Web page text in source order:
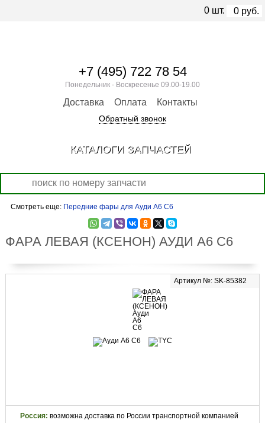
Смотреть еще: Передние фары для Ауди А6 С6
ФАРА ЛЕВАЯ (КСЕНОН) АУДИ А6 С6
Артикул №: SK-85382
Россия: возможна доставка по России транспортной компанией
+7 (495) 722 78 54
Понедельник - Воскресенье 09.00-19.00
Доставка Оплата Контакты
Обратный звонок
0 шт. 0 руб.
КАТАЛОГИ ЗАПЧАСТЕЙ